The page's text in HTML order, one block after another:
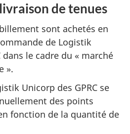
de tenues
sont achetés en
de Logistik
dans le cadre du « marché
».
Unicorp des GPRC se
des points
fonction de la quantité de